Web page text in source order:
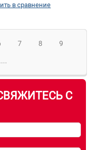
в сравнение
7 8 9
....
С